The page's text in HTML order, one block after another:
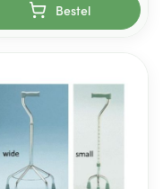
Bestel